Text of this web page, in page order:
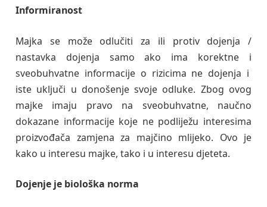
Informiranost
Majka se može odlučiti za ili protiv dojenja /
nastavka dojenja samo ako ima korektne i
sveobuhvatne informacije o rizicima ne dojenja i
iste uključi u donošenje svoje odluke. Zbog ovog
majke imaju pravo na sveobuhvatne, naučno
dokazane informacije koje ne podliježu interesima
proizvođača zamjena za majčino mlijeko. Ovo je
kako u interesu majke, tako i u interesu djeteta.
Dojenje je biološka norma